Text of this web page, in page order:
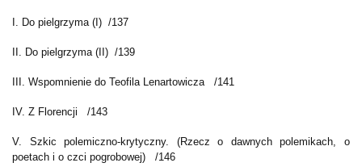
I. Do pielgrzyma (I) /137
II. Do pielgrzyma (II) /139
III. Wspomnienie do Teofila Lenartowicza /141
IV. Z Florencji /143
V. Szkic polemiczno-krytyczny. (Rzecz o dawnych polemikach, o
poetach i o czci pogrobowej) /146